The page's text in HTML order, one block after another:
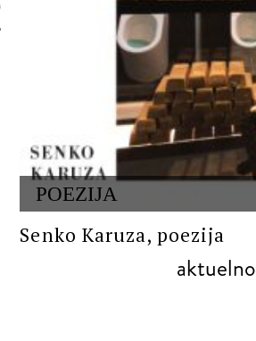
POEZIJA
Senko Karuza, poezija
aktuelno